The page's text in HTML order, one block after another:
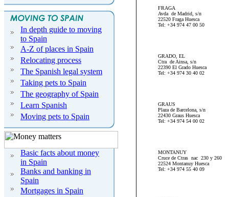
In depth guide to moving
to Spain
A-Z of places in Spain
Relocating process
The Spanish legal system
Taking pets to Spain
The geography of Spain
Learn Spanish
Moving pets to Spain
Basic facts about money
in Spain
Banks and banking in
Spain
Mortgages in Spain
FRAGA
Avda de Madrid, s/n
22520 Fraga Huesca
Tel: +34 974 47 00 50
GRADO, EL
Ctra de Ainsa, s/n
22390 El Grado Huesca
Tel: +34 974 30 40 02
GRAUS
Plaza de Barcelona, s/n
22430 Graus Huesca
Tel: +34 974 54 00 02
MONTANUY
Cruce de Ctras nac 230 y 260
22524 Montanuy Huesca
Tel: +34 974 55 40 09